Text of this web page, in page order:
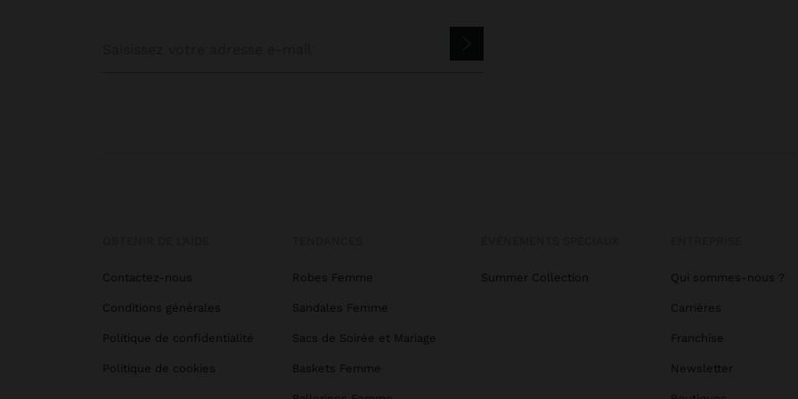
Contactez-nous
Conditions générales
Politique de confidentialité
Politique de cookies
Robes Femme
Sandales Femme
Sacs de Soirée et Mariage
Baskets Femme
Summer Collection Qui sommes-nous ?
Carrières
Franchise
Newsletter